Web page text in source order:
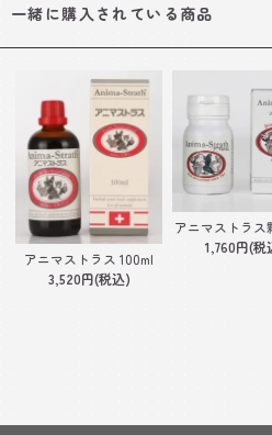
一緒に購入されている商品
アニマストラス 100ml
3,520円(税込)
アニマストラス
1,760円(税